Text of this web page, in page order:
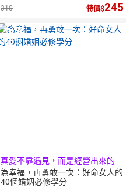
310
特價 245
10倍
點數
真愛不靠遇見，而是經營出來的
為幸福，再勇敢一次：好命女人的
40個婚姻必修學分